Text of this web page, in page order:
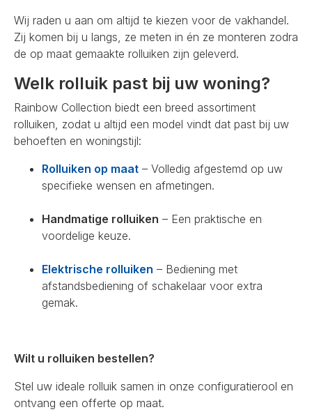
Wij raden u aan om altijd te kiezen voor de vakhandel.
Zij komen bij u langs, ze meten in én ze monteren zodra
de op maat gemaakte rolluiken zijn geleverd.
Welk rolluik past bij uw woning?
Rainbow Collection biedt een breed assortiment
rolluiken, zodat u altijd een model vindt dat past bij uw
behoeften en woningstijl:
Rolluiken op maat – Volledig afgestemd op uw
specifieke wensen en afmetingen.
Handmatige rolluiken – Een praktische en
voordelige keuze.
Elektrische rolluiken – Bediening met
afstandsbediening of schakelaar voor extra
gemak.
Wilt u rolluiken bestellen?
Stel uw ideale rolluik samen in onze configuratierool en
ontvang een offerte op maat.